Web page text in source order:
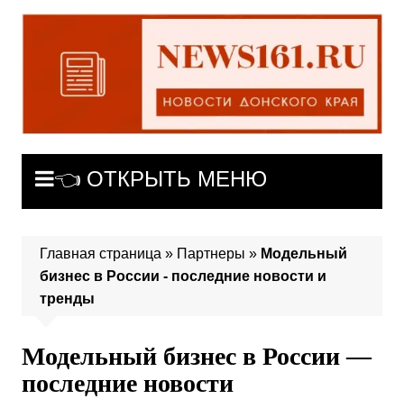
Перейти
содержимому
👈 ОТКРЫТЬ МЕНЮ
Главная страница » Партнеры » Модельный
бизнес в России - последние новости и
тренды
Модельный бизнес в России —
последние новости